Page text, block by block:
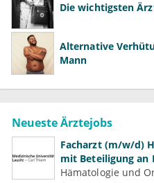
Die wichtigsten
Alternative
Mann
Neueste Ärztejobs
Facharzt (m/w/d)
mit Beteiligung an
Hämatologie und